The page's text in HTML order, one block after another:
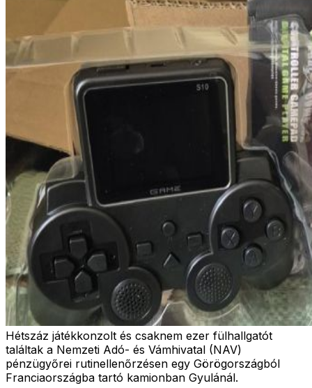
Hétszáz játékkonzolt és csaknem ezer fülhallgatót
találtak a Nemzeti Adó- és Vámhivatal (NAV)
pénzügyőrei rutinellenőrzésen egy Görögországból
Franciaországba tartó kamionban Gyulánál.